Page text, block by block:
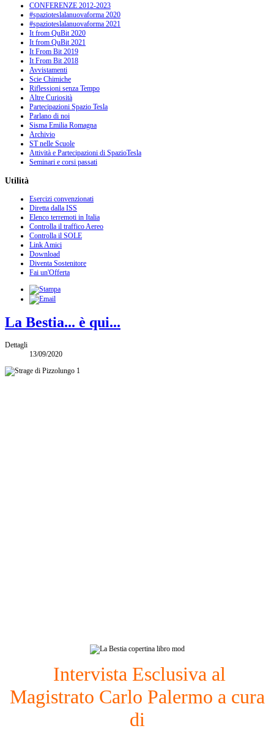
CONFERENZE 2012-2023
#spazioteslalanuovaforma 2020
#spazioteslalanuovaforma 2021
It from QuBit 2020
It from QuBit 2021
It From Bit 2019
It From Bit 2018
Avvistamenti
Scie Chimiche
Riflessioni senza Tempo
Altre Curiosità
Partecipazioni Spazio Tesla
Parlano di noi
Sisma Emilia Romagna
Archivio
ST nelle Scuole
Attività e Partecipazioni di SpazioTesla
Seminari e corsi passati
Utilità
Esercizi convenzionati
Diretta dalla ISS
Elenco terremoti in Italia
Controlla il traffico Aereo
Controlla il SOLE
Link Amici
Download
Diventa Sostenitore
Fai un'Offerta
La Bestia... è qui...
Dettagli
13/09/2020
Intervista Esclusiva al
Magistrato Carlo Palermo a cura
di